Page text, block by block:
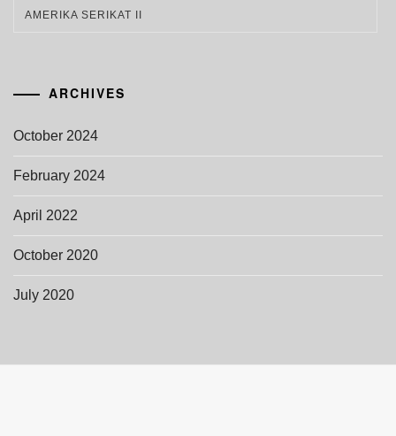
AMERIKA SERIKAT II
ARCHIVES
October 2024
February 2024
April 2022
October 2020
July 2020